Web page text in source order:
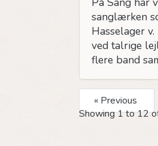
sanglærken
Hasselager
ved talrige
flere band
« Previous
Showing1to12